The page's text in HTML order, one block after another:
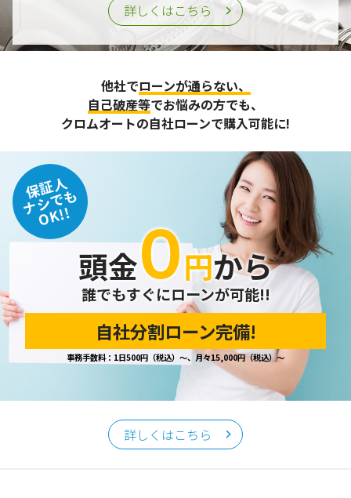
詳しくはこちら
他社でローンが通らない、
自己破産等でお悩みの方でも、
クロムオートの自社ローンで購入可能に!
保証人
ナシでも
OK!!
頭金０円から
誰でもすぐにローンが可能!!
自社分割ローン完備!
事務手数料：1日500円（税込）～、月々15,000円（税込）～
詳しくはこちら